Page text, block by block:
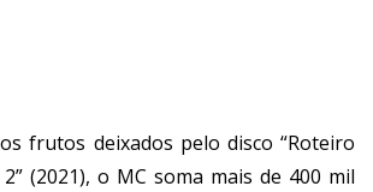
frutos deixados pelo disco “Roteiro
(2021), o MC soma mais de 400 mil